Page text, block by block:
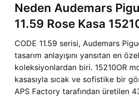
Neden Audemars
11.59 Rose Kasa
CODE 11.59 serisi, Audemars
tasarım anlayışını yansıtan en özel
koleksiyonlardan biri. 15210OR
kasasıyla sıcak ve sofistike bir
APS Factory tarafından üretilen